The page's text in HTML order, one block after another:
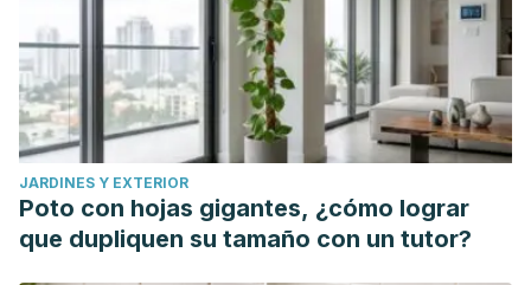
JARDINES Y EXTERIOR
Poto con hojas gigantes, ¿cómo lograr
que dupliquen su tamaño con un tutor?